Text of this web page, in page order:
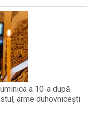
a 10-a după
arme duhovnicești